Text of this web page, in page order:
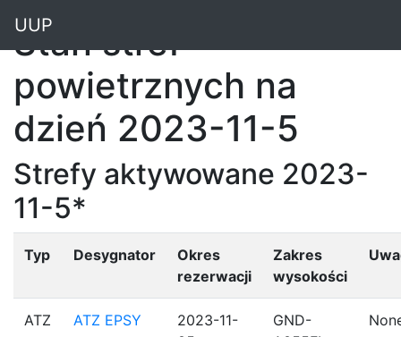
UUP
Stan stref
powietrznych na
dzień 2023-11-5
Strefy aktywowane 2023-
11-5*
Typ Desygnator
Okres
rezerwacji
Zakres
wysokości
ATZ ATZ EPSY
2023-11-
GND-